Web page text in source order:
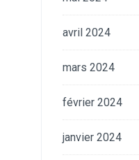
avril 2024
mars 2024
février 2024
janvier 2024